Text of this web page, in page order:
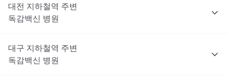
대전 지하철역 주변
독감백신
병원
대구 지하철역 주변
독감백신
병원